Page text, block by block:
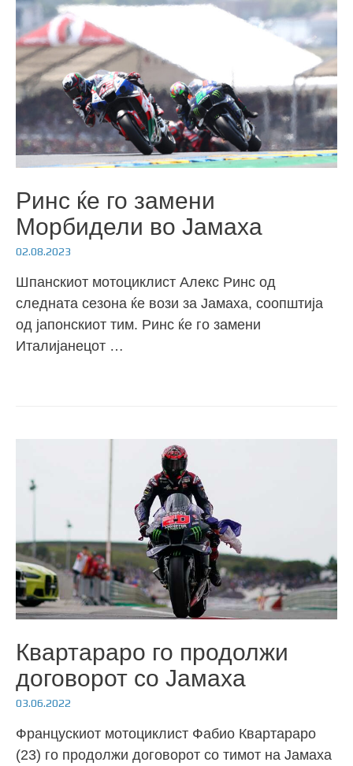
Ринс ќе го замени
Морбидели во Јамаха
02.08.2023
Шпанскиот мотоциклист Алекс Ринс од
следната сезона ќе вози за Јамаха, соопштија
од јапонскиот тим. Ринс ќе го замени
Италијанецот …
Квартараро го продолжи
договорот со Јамаха
03.06.2022
Францускиот мотоциклист Фабио Квартараро
(23) го продолжи договорот со тимот на Јамаха